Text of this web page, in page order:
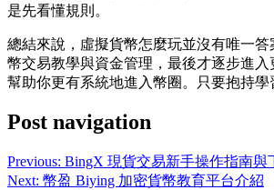
是先看懂規則。
總結來說，虛擬貨幣怎麼玩並沒有唯一
幣交易教學與資金管理，最後才逐步進
幫助你更有系統地進入幣圈。只要抱持
Post navigation
Previous: BingX 現貨交易新手操作指南與
Next: 幣盈 Biying 加密貨幣教育平台介紹